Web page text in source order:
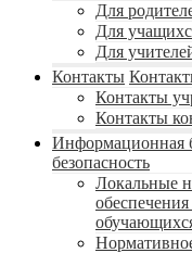
Для
Для
Для
Контакты
Контакты
Контакты
Информационная
безопасность
Локальные